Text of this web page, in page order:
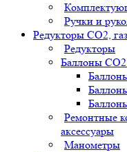
Ручки и
Редукторы СО2,
Редукторы
Баллоны
Ремонтные
аксессуары
Манометры